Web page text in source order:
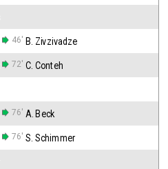
46' B. Zivzivadze
72' C. Conteh
76' A. Beck
76' S. Schimmer